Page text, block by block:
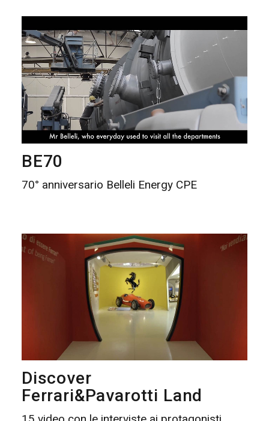
BE70
70° anniversario Belleli Energy CPE
Discover
Ferrari&Pavarotti Land